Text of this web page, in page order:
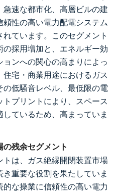
速な都市化、高層ビルの建
性の高い電力配電システム
ています。このセグメント
採用増加と、エネルギー効
ンへの関心の高まりによっ
宅・商業用途におけるガス
低騒音レベル、最低限の電
プリントにより、スペース
ているため、高まっていま
残余セグメント
は、ガス絶縁開閉装置市場
重要な役割を果たしていま
な操業に信頼性の高い電力